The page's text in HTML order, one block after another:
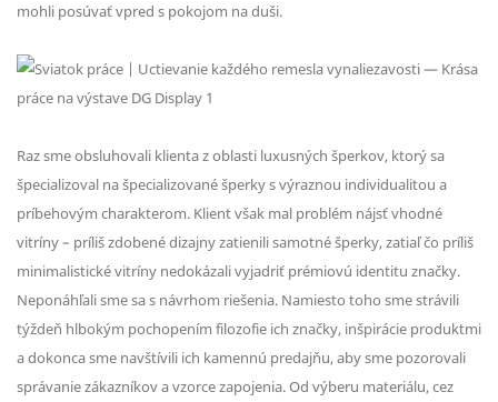
mohli posúvať vpred s pokojom na duši.
Raz sme obsluhovali klienta z oblasti luxusných šperkov, ktorý sa
špecializoval na špecializované šperky s výraznou individualitou a
príbehovým charakterom. Klient však mal problém nájsť vhodné
vitríny – príliš zdobené dizajny zatienili samotné šperky, zatiaľ čo príliš
minimalistické vitríny nedokázali vyjadriť prémiovú identitu značky.
Neponáhľali sme sa s návrhom riešenia. Namiesto toho sme strávili
týždeň hlbokým pochopením filozofie ich značky, inšpirácie produktmi
a dokonca sme navštívili ich kamennú predajňu, aby sme pozorovali
správanie zákazníkov a vzorce zapojenia. Od výberu materiálu, cez